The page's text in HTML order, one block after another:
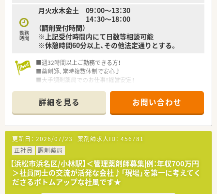
全国展開は現時点では考えておらず、出店エリアである一都三
県、東海圏に集中出店し、店舗数を拡大しています。
現在では神奈川の店舗数が業界No.１になりました！
新店に加えて、現在OTC単独のお店へ順次調剤併設化を進めてい
るため薬剤師を積極採用中です！
■薬剤師が主役の企業！安心して長く働ける労働環境です！
会長や社長は薬剤師です。そのため薬剤師の気持ちを理解し汲
んだ企業カラー、組織を構築してこられています。
従業員の労働環境整備にも配慮があり、年間休日115日。5日連
続休暇制度(取得率96.7％)、有給取得数も平均で10日以上！残業
は全社平均5～15h程度です。
■キャリアチャンスが豊富です！
年間50店舗の出店を予定しており、出店に伴い薬局長やエリア
マネジャーのポジションが多数！
1年以内での薬局長就任へ向けた習熟も実施しており、ご経験を
活かした早期のポジションアップが目指せます！
＼ 店舗について ／
■浜北駅 (遠州鉄道鉄道線)から車で約5分の好立地♪
勤務
時間
月火水木金土 09：00～13：30
14：30～18：00
（調剤受付時間）
※上記受付時間内にて日数等相談可能
※休憩時間60分以上、その他法定通りとする。
■週32時間以上ご勤務できる方！
■薬剤師、常時複数体制で安心♪
■大手調剤薬局でのお仕事！経営安定！
併設店です。
■パート実績も多数あるため働きやすい！
■門前の他にも面で処方箋を受けているため幅広く経験が積め
ます。
詳細を見る お問い合わせ
更新日： 2026/07/23 薬剤師求人ID： 456781
正社員
調剤薬局
【浜松市浜名区/小林駅】＜管理薬剤師募集|例：年収700万円
＞社員同士の交流が活発な会社♪「現場」を第一に考えてく
ださるボトムアップな社風です★